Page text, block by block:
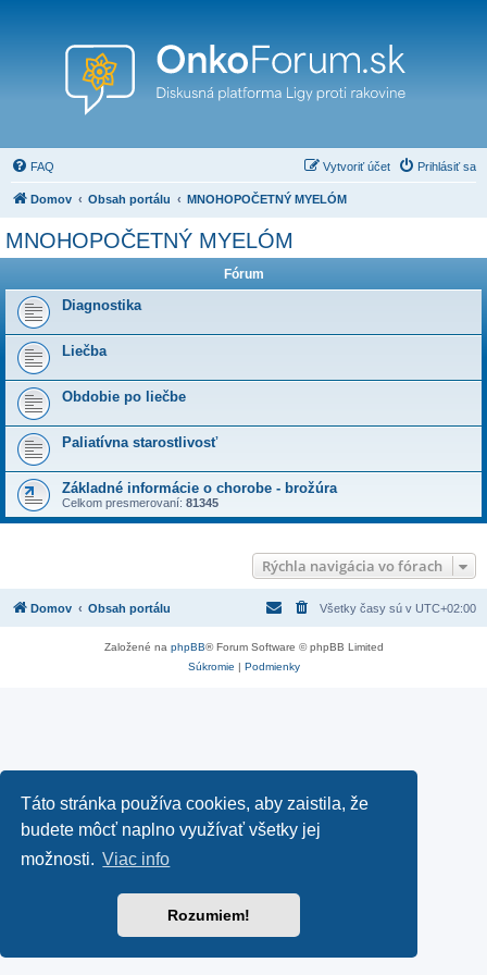
Táto stránka používa cookies, aby zaistila, že
budete môcť naplno využívať všetky jej
možnosti. Viac info
Rozumiem!
FAQ Prihlásiť sa
Vytvoriť účet
Domov Obsah portálu MNOHOPOČETNÝ MYELÓM
MNOHOPOČETNÝ MYELÓM
Fórum
Diagnostika
Liečba
Obdobie po liečbe
Paliatívna starostlivosť
Základné informácie o chorobe - brožúra
Celkom presmerovaní: 81345
Rýchla navigácia vo fórach
Domov Obsah portálu Všetky časy sú v UTC+02:00
Založené na phpBB® Forum Software © phpBB Limited
Súkromie | Podmienky